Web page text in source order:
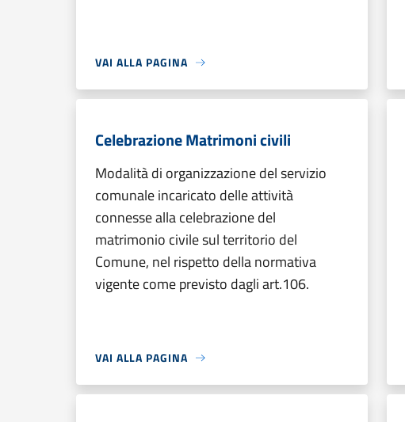
VAI ALLA PAGINA
Celebrazione Matrimoni civili
Modalità di organizzazione del servizio
comunale incaricato delle attività
connesse alla celebrazione del
matrimonio civile sul territorio del
Comune, nel rispetto della normativa
vigente come previsto dagli art.106.
VAI ALLA PAGINA